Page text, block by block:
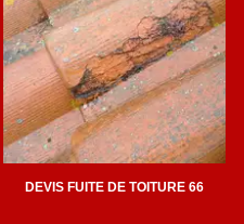
DEVIS FUITE DE TOITURE 66